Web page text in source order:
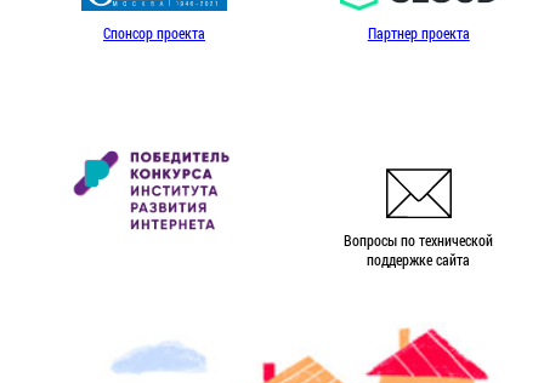
Спонсор проекта Партнер проекта
Вопросы по технической
поддержке сайта